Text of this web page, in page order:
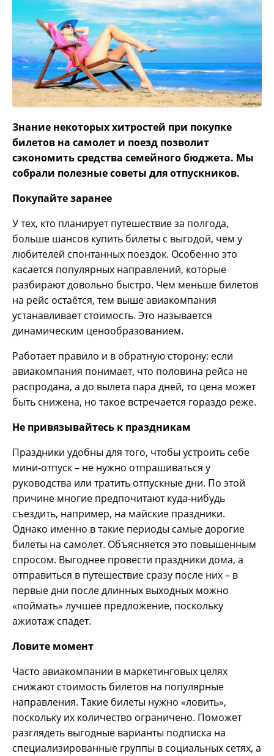
Знание некоторых хитростей при покупке
билетов на самолет и поезд позволит
сэкономить средства семейного бюджета. Мы
собрали полезные советы для отпускников.
Покупайте заранее
У тех, кто планирует путешествие за полгода,
больше шансов купить билеты с выгодой, чем у
любителей спонтанных поездок. Особенно это
касается популярных направлений, которые
разбирают довольно быстро. Чем меньше билетов
на рейс остаётся, тем выше авиакомпания
устанавливает стоимость. Это называется
динамическим ценообразованием.
Работает правило и в обратную сторону: если
авиакомпания понимает, что половина рейса не
распродана, а до вылета пара дней, то цена может
быть снижена, но такое встречается гораздо реже.
Не привязывайтесь к праздникам
Праздники удобны для того, чтобы устроить себе
мини-отпуск – не нужно отпрашиваться у
руководства или тратить отпускные дни. По этой
причине многие предпочитают куда-нибудь
съездить, например, на майские праздники.
Однако именно в такие периоды самые дорогие
билеты на самолет. Объясняется это повышенным
спросом. Выгоднее провести праздники дома, а
отправиться в путешествие сразу после них – в
первые дни после длинных выходных можно
«поймать» лучшее предложение, поскольку
ажиотаж спадет.
Ловите момент
Часто авиакомпании в маркетинговых целях
снижают стоимость билетов на популярные
направления. Такие билеты нужно «ловить»,
поскольку их количество ограничено. Поможет
разглядеть выгодные варианты подписка на
специализированные группы в социальных сетях, а